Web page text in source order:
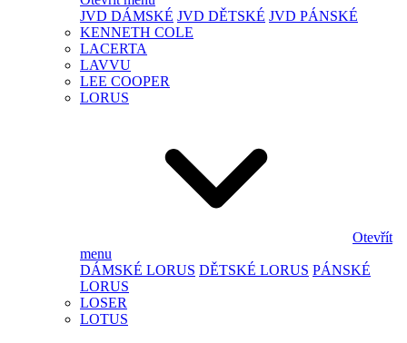
JVD DÁMSKÉ JVD DĚTSKÉ JVD PÁNSKÉ
KENNETH COLE
LACERTA
LAVVU
LEE COOPER
LORUS
Otevřít
menu
DÁMSKÉ LORUS DĚTSKÉ LORUS PÁNSKÉ
LORUS
LOSER
LOTUS